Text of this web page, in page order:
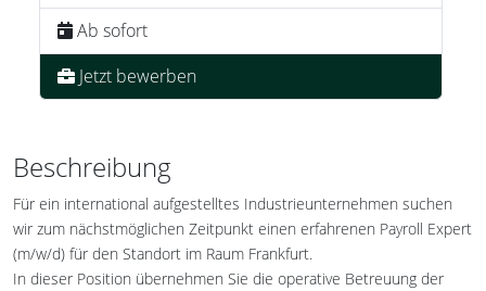
Ab sofort
Jetzt bewerben
Beschreibung
Für ein international aufgestelltes Industrieunternehmen suchen
wir zum nächstmöglichen Zeitpunkt einen erfahrenen Payroll Expert
(m/w/d) für den Standort im Raum Frankfurt.
In dieser Position übernehmen Sie die operative Betreuung der